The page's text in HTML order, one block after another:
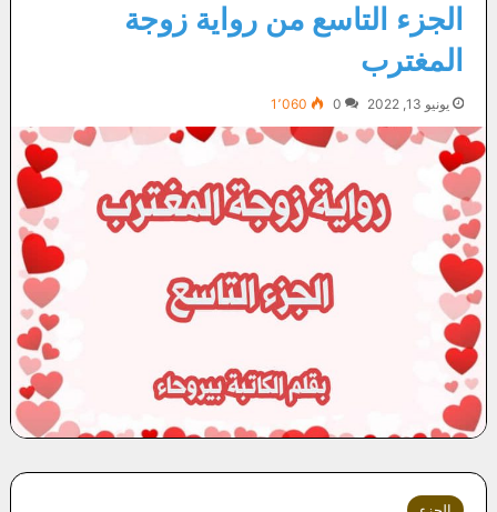
الجزء التاسع من رواية زوجة
المغترب
يونيو 13, 2022 0 1٬060